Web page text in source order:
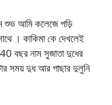
আমি কলেজে পড়ি
। কাকিমা কে দেখলেই
বছর নাম সুজাতা দুধের
সময় দুধ আর পাছার দুলুনি